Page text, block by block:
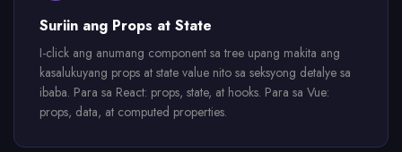
Suriin ang Props at State
I-click ang anumang component sa tree upang makita ang
kasalukuyang props at state value nito sa seksyong detalye sa
ibaba. Para sa React: props, state, at hooks. Para sa Vue:
props, data, at computed properties.